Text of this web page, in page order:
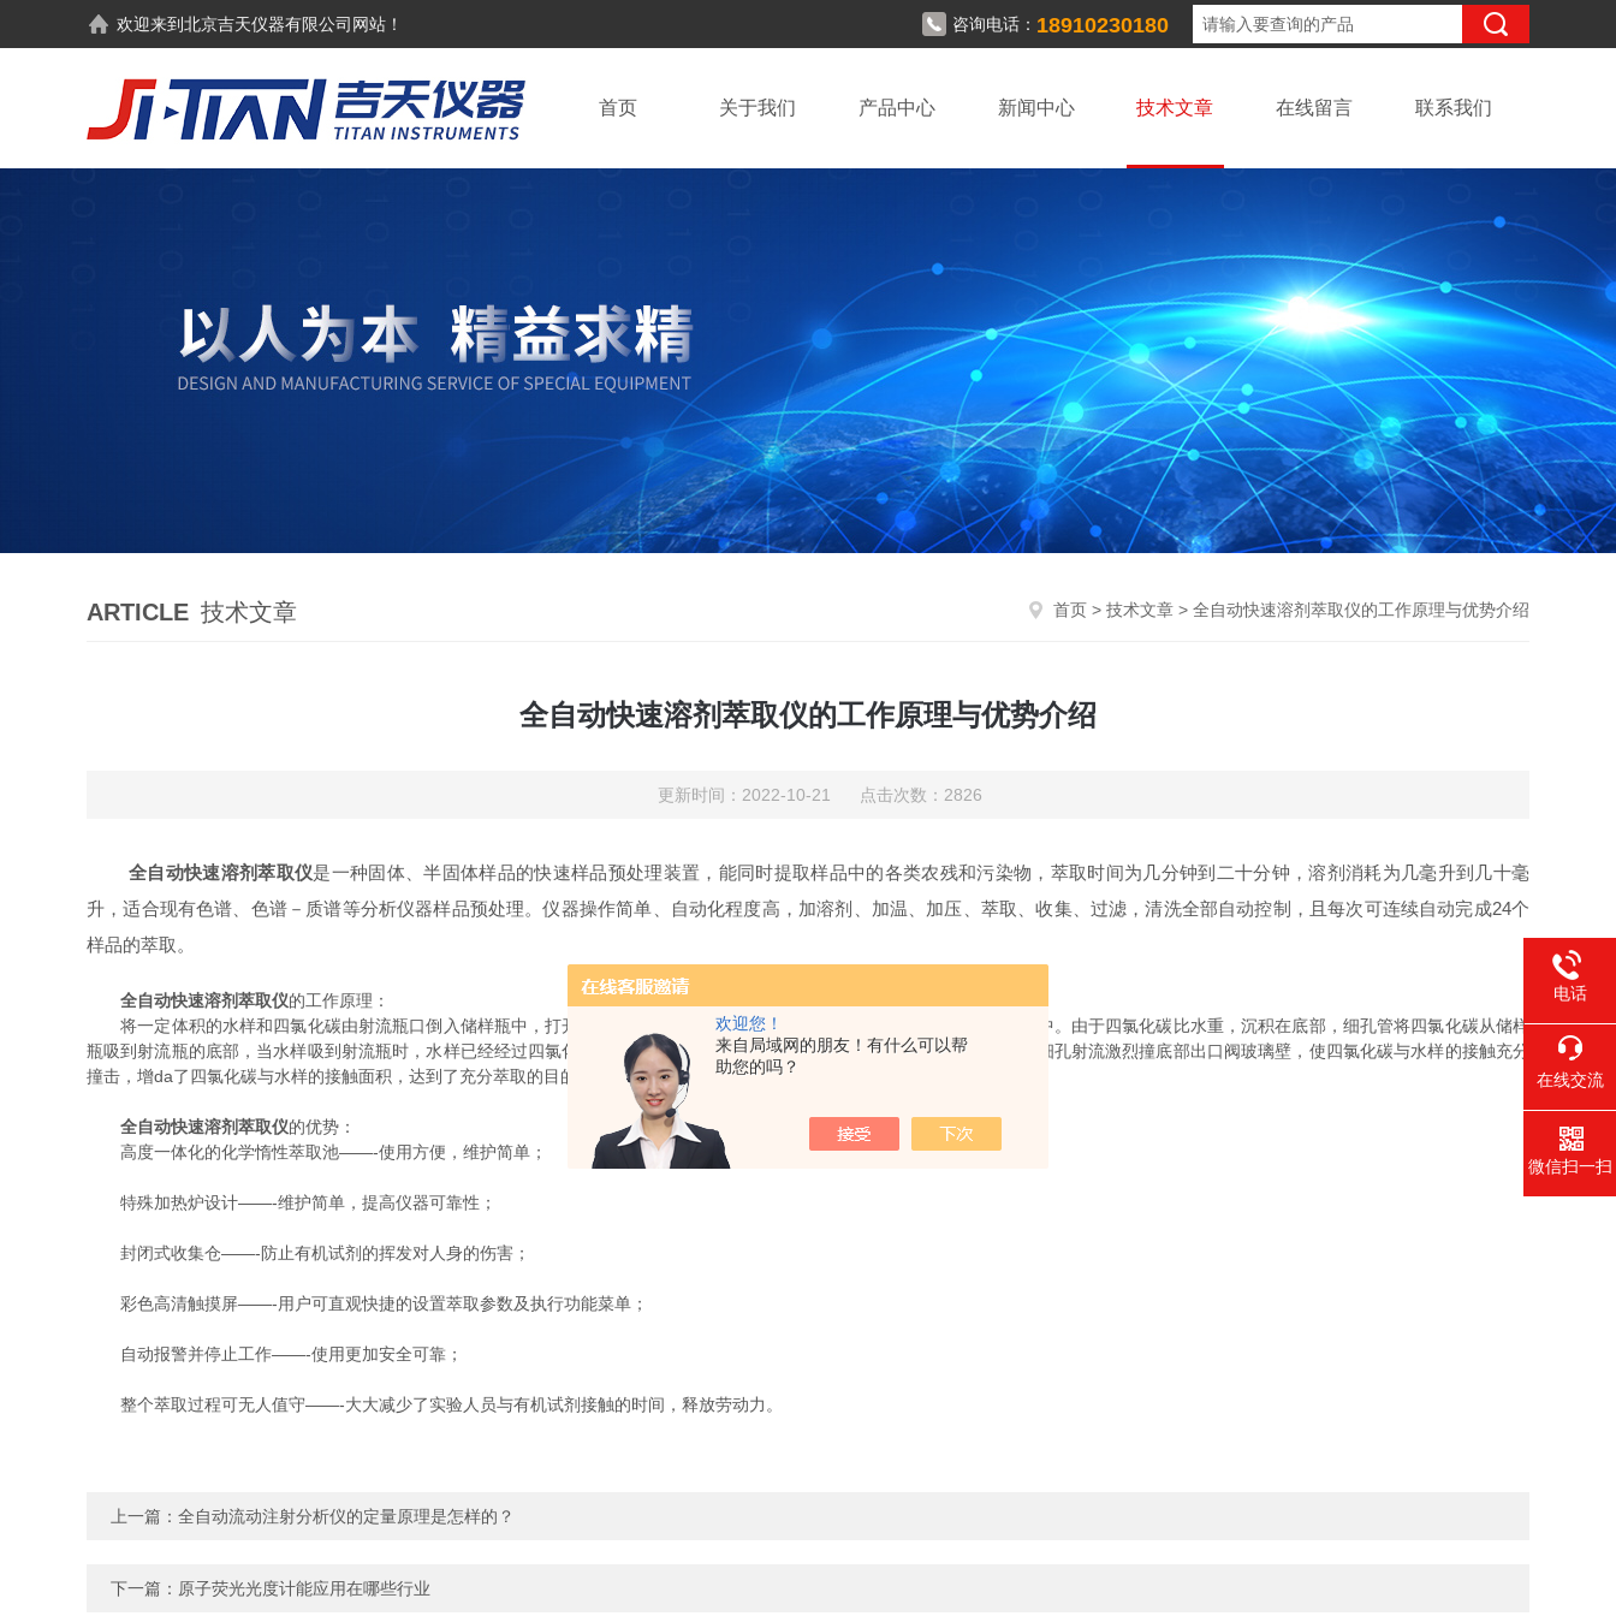
欢迎您！
来自局域网的朋友！有什么可以帮
助您的吗？
欢迎来到北京吉天仪器有限公司 网站！ 咨询电话： 18910230180
首页 关于我们 产品中心 新闻中心 技术文章 在线留言 联系我们
ARTICLE 技术文章 首页 > 技术文章 > 全自动快速溶剂萃取仪的工作原理与优势介绍
全自动快速溶剂萃取仪的工作原理与优势介绍
更新时间：2022-10-21 点击次数：2826
全自动快速溶剂萃取仪是一种固体、半固体样品的快速样品预处理装置，能同时提取样品中的各类农残和污染物，萃取时间为几分钟到二十分钟，溶剂消耗为几毫升到几十毫
升，适合现有色谱、色谱－质谱等分析仪器样品预处理。仪器操作简单、自动化程度高，加溶剂、加温、加压、萃取、收集、过滤，清洗全部自动控制，且每次可连续自动完成24个
样品的萃取。
全自动快速溶剂萃取仪的工作原理：
将一定体积的水样和四氯化碳由射流瓶口倒入储样瓶中，打开真空泵将四氯化碳和水样通过射流瓶尾部细孔全部吸到射流瓶中。由于四氯化碳比水重，沉积在底部，细孔管将四氯化碳从储样
瓶吸到射流瓶的底部，当水样吸到射流瓶时，水样已经经过四氯化碳，得到部分萃取。然后，关闭真空泵，四氯化碳和水样通过细孔射流激烈撞底部出口阀玻璃壁，使四氯化碳与水样的接触充分
撞击，增da了四氯化碳与水样的接触面积，达到了充分萃取的目的。
全自动快速溶剂萃取仪的优势：
高度一体化的化学惰性萃取池——-使用方便，维护简单；
特殊加热炉设计——-维护简单，提高仪器可靠性；
封闭式收集仓——-防止有机试剂的挥发对人身的伤害；
彩色高清触摸屏——-用户可直观快捷的设置萃取参数及执行功能菜单；
自动报警并停止工作——-使用更加安全可靠；
整个萃取过程可无人值守——-大大减少了实验人员与有机试剂接触的时间，释放劳动力。
上一篇： 全自动流动注射分析仪的定量原理是怎样的？
下一篇： 原子荧光光度计能应用在哪些行业
电话
在线交流
微信扫一扫